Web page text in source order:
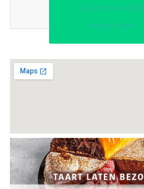
taartenwinkels
vergelijken